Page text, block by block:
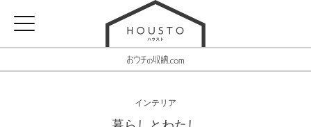
インテリア